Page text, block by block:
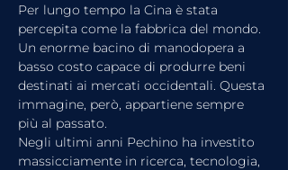
Per lungo tempo la Cina è stata
percepita come la fabbrica del mondo.
Un enorme bacino di manodopera a
basso costo capace di produrre beni
destinati ai mercati occidentali. Questa
immagine, però, appartiene sempre
più al passato.
Negli ultimi anni Pechino ha investito
massicciamente in ricerca, tecnologia,